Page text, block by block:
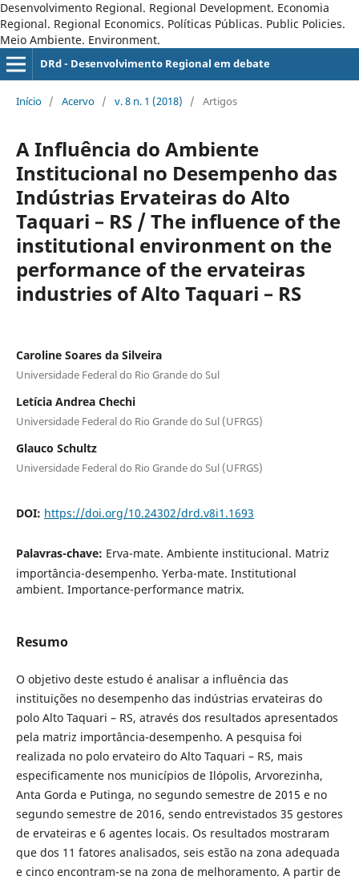
Desenvolvimento Regional. Regional Development. Economia
Regional. Regional Economics. Políticas Públicas. Public Policies.
Meio Ambiente. Environment.
DRd - Desenvolvimento Regional em debate
Início / Acervo / v. 8 n. 1 (2018) / Artigos
A Influência do Ambiente
Institucional no Desempenho das
Indústrias Ervateiras do Alto
Taquari – RS / The influence of the
institutional environment on the
performance of the ervateiras
industries of Alto Taquari – RS
Caroline Soares da Silveira
Universidade Federal do Rio Grande do Sul
Letícia Andrea Chechi
Universidade Federal do Rio Grande do Sul (UFRGS)
Glauco Schultz
Universidade Federal do Rio Grande do Sul (UFRGS)
DOI: https://doi.org/10.24302/drd.v8i1.1693
Palavras-chave: Erva-mate. Ambiente institucional. Matriz
importância-desempenho. Yerba-mate. Institutional
ambient. Importance-performance matrix.
Resumo
O objetivo deste estudo é analisar a influência das
instituições no desempenho das indústrias ervateiras do
polo Alto Taquari – RS, através dos resultados apresentados
pela matriz importância-desempenho. A pesquisa foi
realizada no polo ervateiro do Alto Taquari – RS, mais
especificamente nos municípios de Ilópolis, Arvorezinha,
Anta Gorda e Putinga, no segundo semestre de 2015 e no
segundo semestre de 2016, sendo entrevistados 35 gestores
de ervateiras e 6 agentes locais. Os resultados mostraram
que dos 11 fatores analisados, seis estão na zona adequada
e cinco encontram-se na zona de melhoramento. A partir de